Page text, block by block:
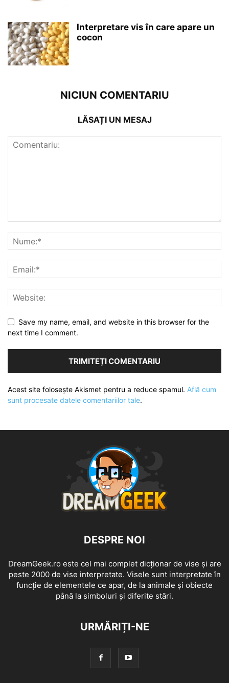
Interpretare vis în care apare un
cocon
NICIUN COMENTARIU
LĂSAȚI UN MESAJ
Save my name, email, and website in this browser for the
next time I comment.
Acest site folosește Akismet pentru a reduce spamul. Află cum
sunt procesate datele comentariilor tale.
DESPRE NOI
DreamGeek.ro este cel mai complet dicționar de vise și are
peste 2000 de vise interpretate. Visele sunt interpretate în
funcție de elementele ce apar, de la animale și obiecte
până la simboluri și diferite stări.
URMĂRIȚI-NE